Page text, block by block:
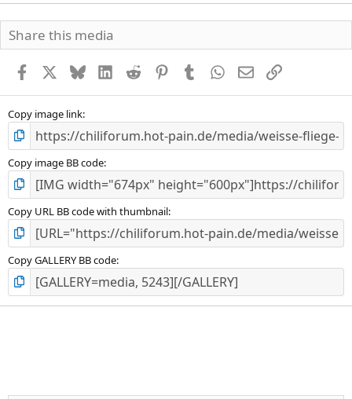
e
)
Share this media
Facebook BlueskyLinkedInReddit PinterestTumblr WhatsApp
E-MailLink
Copy image link
Copy image BB code
Copy URL BB code with thumbnail
Copy GALLERY BB code